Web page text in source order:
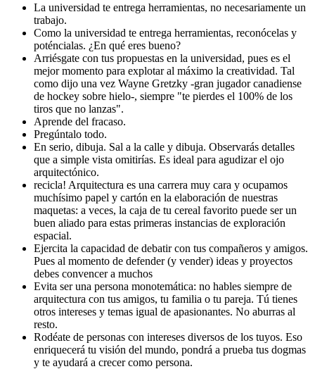
La universidad te entrega herramientas, no necesariamente un
trabajo.
Como la universidad te entrega herramientas, reconócelas y
poténcialas. ¿En qué eres bueno?
Arriésgate con tus propuestas en la universidad, pues es el
mejor momento para explotar al máximo la creatividad. Tal
como dijo una vez Wayne Gretzky -gran jugador canadiense
de hockey sobre hielo-, siempre "te pierdes el 100% de los
tiros que no lanzas".
Aprende del fracaso.
Pregúntalo todo.
En serio, dibuja. Sal a la calle y dibuja. Observarás detalles
que a simple vista omitirías. Es ideal para agudizar el ojo
arquitectónico.
recicla! Arquitectura es una carrera muy cara y ocupamos
muchísimo papel y cartón en la elaboración de nuestras
maquetas: a veces, la caja de tu cereal favorito puede ser un
buen aliado para estas primeras instancias de exploración
espacial.
Ejercita la capacidad de debatir con tus compañeros y amigos.
Pues al momento de defender (y vender) ideas y proyectos
debes convencer a muchos
Evita ser una persona monotemática: no hables siempre de
arquitectura con tus amigos, tu familia o tu pareja. Tú tienes
otros intereses y temas igual de apasionantes. No aburras al
resto.
Rodéate de personas con intereses diversos de los tuyos. Eso
enriquecerá tu visión del mundo, pondrá a prueba tus dogmas
y te ayudará a crecer como persona.